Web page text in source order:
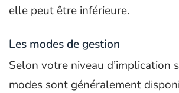
elle peut être inférieure.
Les modes de gestion
Selon votre niveau d’implication
modes sont généralement